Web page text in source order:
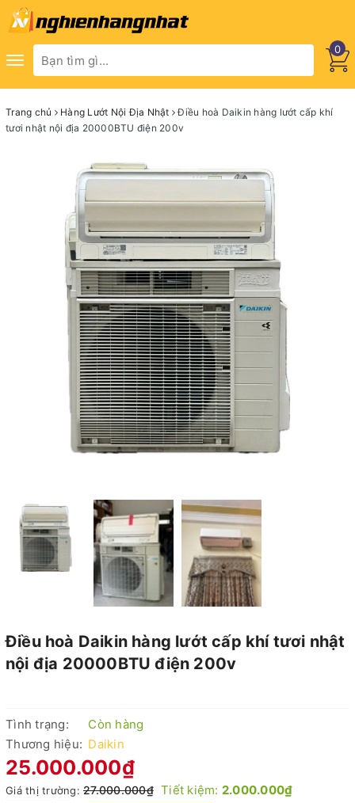
Toggle
0
Trang chủ Hàng Lướt Nội Địa Nhật
Điều hoà Daikin hàng lướt cấp khí
tươi nhật nội địa 20000BTU điện 200v
Điều hoà Daikin hàng lướt cấp khí tươi nhật
nội địa 20000BTU điện 200v
Tình trạng:
Còn hàng
Thương hiệu: Daikin
25.000.000₫
Giá thị trường: 27.000.000₫ Tiết kiệm: 2.000.000₫